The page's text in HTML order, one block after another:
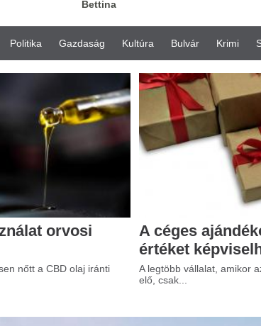
orvosi
CBD olaj iránti
A céges ajándékok valóban
A legtöbb vállalat, amikor az ajándékozás